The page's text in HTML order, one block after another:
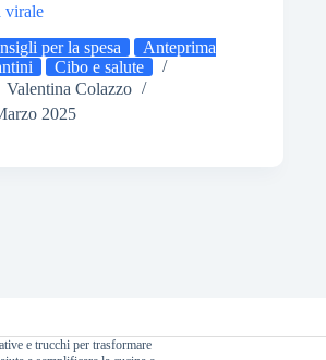
virale
per la spesa
Anteprima
Cibo e salute
Valentina Colazzo
2025
e trucchi per trasformare